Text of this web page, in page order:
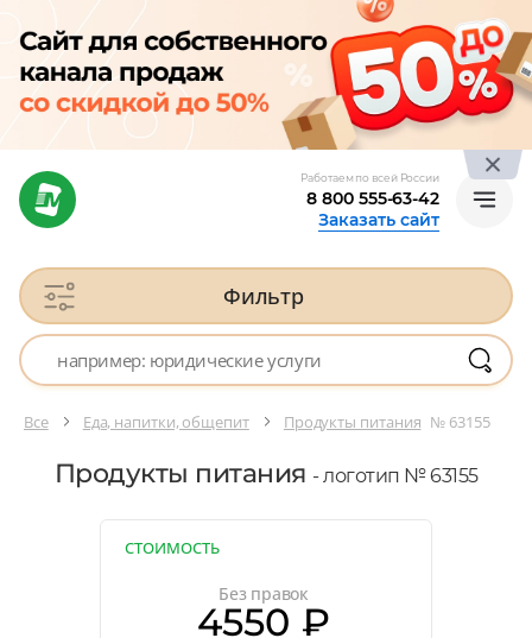
Работаем по всей России
8 800 555-63-42
Заказать сайт
Фильтр
Все Еда, напитки, общепит Продукты питания № 63155
Продукты питания - логотип № 63155
СТОИМОСТЬ
Без правок
4550 ₽